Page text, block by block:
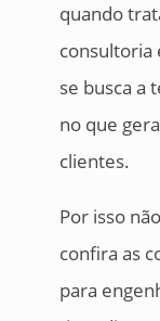
quando
consultoria
se busca a
no que
clientes.
Por isso
confira as
para